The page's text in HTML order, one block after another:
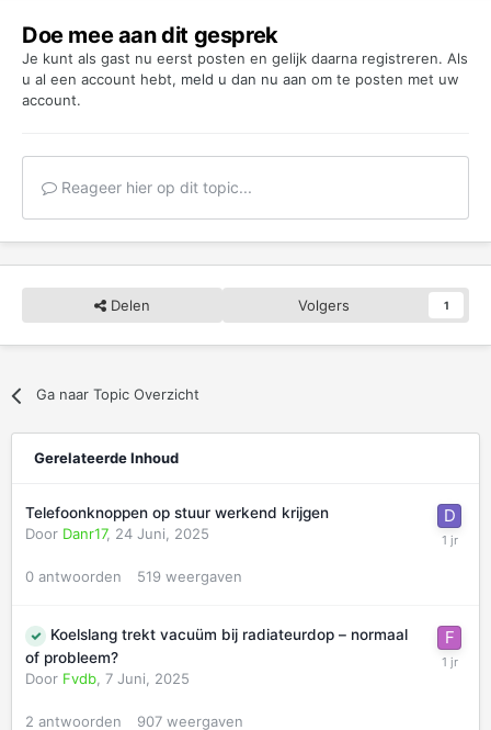
Doe mee aan dit gesprek
Je kunt als gast nu eerst posten en gelijk daarna registreren. Als
u al een account hebt, meld u dan nu aan om te posten met uw
account.
Reageer hier op dit topic...
Delen Volgers 1
Ga naar Topic Overzicht
Gerelateerde Inhoud
Telefoonknoppen op stuur werkend krijgen
Door Danr17, 24 Juni, 2025
0 antwoorden 519 weergaven
Koelslang trekt vacuüm bij radiateurdop – normaal
of probleem?
Door Fvdb 7 Juni, 2025
2 antwoorden 907 weergaven